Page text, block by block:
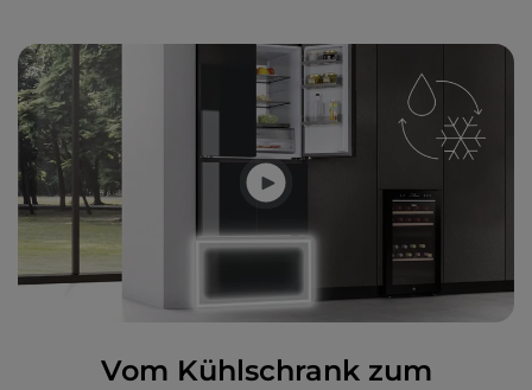
Vom Kühlschrank zum